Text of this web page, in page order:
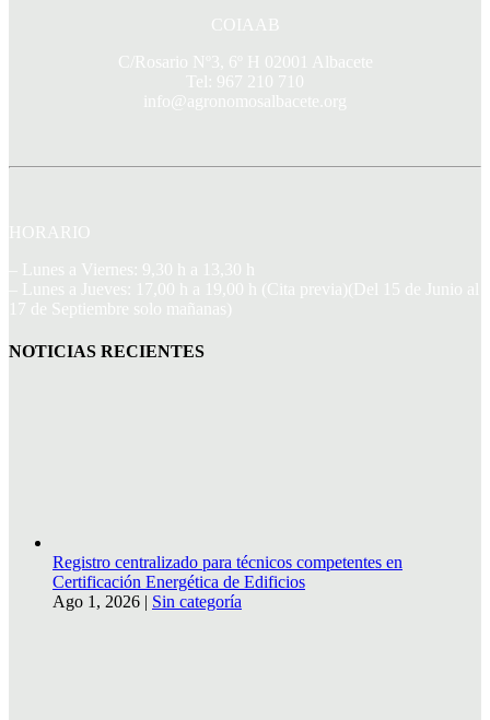
COIAAB
C/Rosario Nº3, 6º H 02001 Albacete
Tel: 967 210 710
info@agronomosalbacete.org
HORARIO
– Lunes a Viernes: 9,30 h a 13,30 h
– Lunes a Jueves: 17,00 h a 19,00 h (Cita previa)(Del 15 de Junio al
17 de Septiembre solo mañanas)
NOTICIAS RECIENTES
Registro centralizado para técnicos competentes en
Certificación Energética de Edificios
Ago 1, 2026 | Sin categoría